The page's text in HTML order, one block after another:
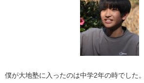
僕が大地塾に入ったのは中学2年の時でした。